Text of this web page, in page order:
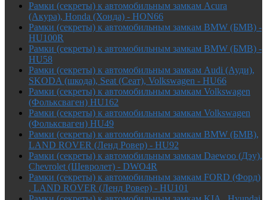
Рамки (секреты) к автомобильным замкам Acura
(Акура), Honda (Хонда) - HON66
Рамки (секреты) к автомобильным замкам BMW (БМВ) -
HU100R
Рамки (секреты) к автомобильным замкам BMW (БМВ) -
HU58
Рамки (секреты) к автомобильным замкам Audi (Ауди),
SKODA (шкода), Seat (Сеат), Volkswagen - HU66
Рамки (секреты) к автомобильным замкам Volkswagen
(Фольксваген) HU162
Рамки (секреты) к автомобильным замкам Volkswagen
(Фольксваген) HU49
Рамки (секреты) к автомобильным замкам BMW (БМВ),
LAND ROVER (Ленд Ровер) - HU92
Рамки (секреты) к автомобильным замкам Daewoo (Дэу),
Chevrolet (Шевролет) - DWO4R
Рамки (секреты) к автомобильным замкам FORD (Форд)
, LAND ROVER (Ленд Ровер) - HU101